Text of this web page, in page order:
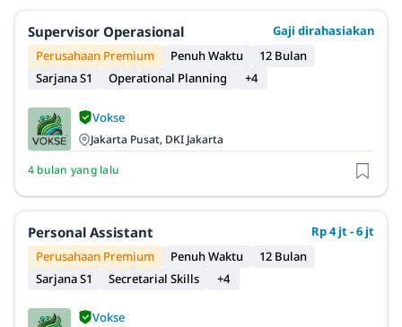
Supervisor Operasional
Gaji dirahasiakan
Perusahaan Premium
Penuh Waktu
12 Bulan
Sarjana S1
Operational Planning +4
Vokse
Jakarta Pusat, DKI Jakarta
4 bulan yang lalu
Personal Assistant
Rp 4 jt - 6 jt
Perusahaan Premium
Penuh Waktu
12 Bulan
Sarjana S1
Secretarial Skills +4
Vokse